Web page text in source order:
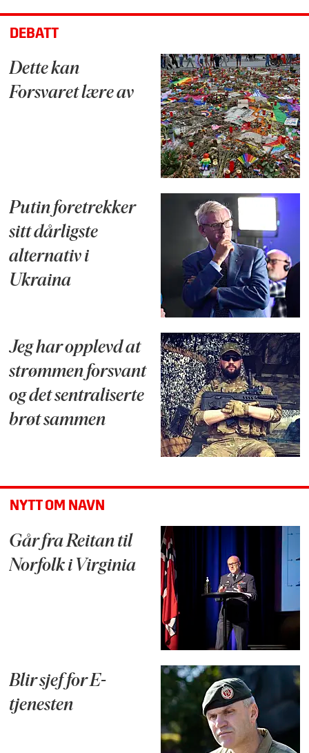
DEBATT
Dette kan
Forsvaret lære av
Putin foretrekker
sitt dårligste
alternativ i
Ukraina
Jeg har opplevd at
strømmen forsvant
og det sentraliserte
brøt sammen
NYTT OM NAVN
Går fra Reitan til
Norfolk i Virginia
Blir sjef for E-
tjenesten